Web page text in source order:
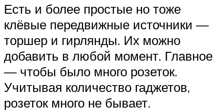
Есть и более простые но тоже
клёвые передвижные источники —
торшер и гирлянды. Их можно
добавить в любой момент. Главное
— чтобы было много розеток.
Учитывая количество гаджетов,
розеток много не бывает.